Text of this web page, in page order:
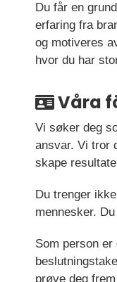
Du får en
erfaring fra
og motiveres
hvor du har
Våra
Vi søker deg
ansvar. Vi tror
skape
Du trenger
mennesker.
Som person
prøve deg